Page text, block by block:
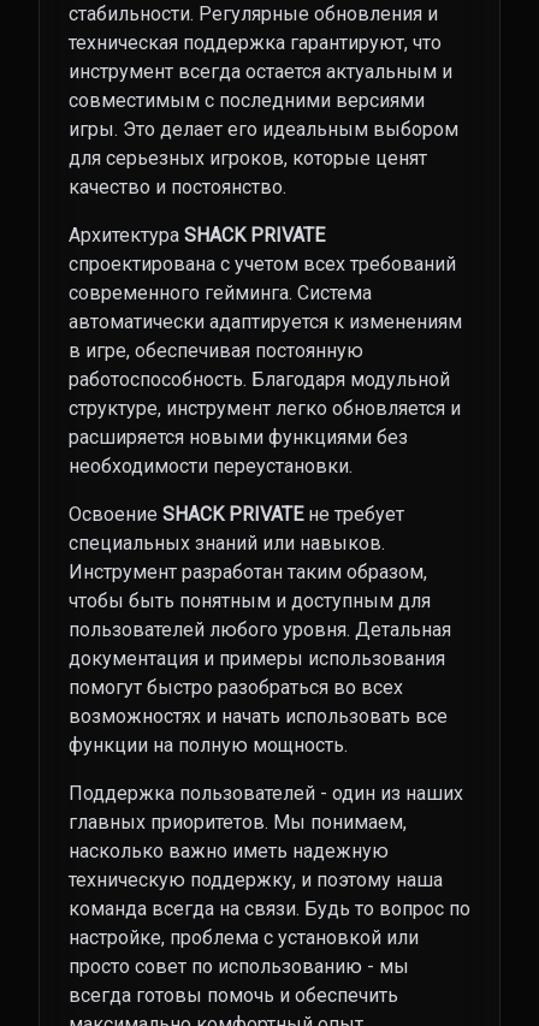
стабильности. Регулярные обновления и
техническая поддержка гарантируют, что
инструмент всегда остается актуальным и
совместимым с последними версиями
игры. Это делает его идеальным выбором
для серьезных игроков, которые ценят
качество и постоянство.
Архитектура SHACK PRIVATE
спроектирована с учетом всех требований
современного гейминга. Система
автоматически адаптируется к изменениям
в игре, обеспечивая постоянную
работоспособность. Благодаря модульной
структуре, инструмент легко обновляется и
расширяется новыми функциями без
необходимости переустановки.
Освоение SHACK PRIVATEне требует
специальных знаний или навыков.
Инструмент разработан таким образом,
чтобы быть понятным и доступным для
пользователей любого уровня. Детальная
документация и примеры использования
помогут быстро разобраться во всех
возможностях и начать использовать все
функции на полную мощность.
Поддержка пользователей - один из наших
главных приоритетов. Мы понимаем,
насколько важно иметь надежную
техническую поддержку, и поэтому наша
команда всегда на связи. Будь то вопрос по
настройке, проблема с установкой или
просто совет по использованию - мы
всегда готовы помочь и обеспечить